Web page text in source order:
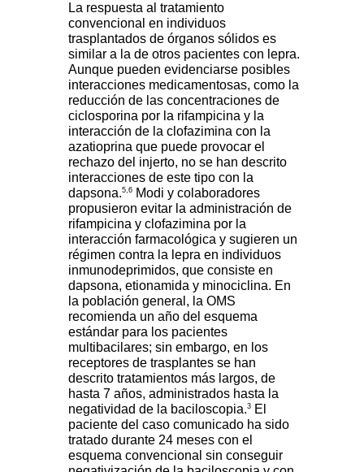
La respuesta al tratamiento
convencional en individuos
trasplantados de órganos sólidos es
similar a la de otros pacientes con lepra.
Aunque pueden evidenciarse posibles
interacciones medicamentosas, como la
reducción de las concentraciones de
ciclosporina por la rifampicina y la
interacción de la clofazimina con la
azatioprina que puede provocar el
rechazo del injerto, no se han descrito
interacciones de este tipo con la
dapsona.5,6 Modi y colaboradores
propusieron evitar la administración de
rifampicina y clofazimina por la
interacción farmacológica y sugieren un
régimen contra la lepra en individuos
inmunodeprimidos, que consiste en
dapsona, etionamida y minociclina. En
la población general, la OMS
recomienda un año del esquema
estándar para los pacientes
multibacilares; sin embargo, en los
receptores de trasplantes se han
descrito tratamientos más largos, de
hasta 7 años, administrados hasta la
negatividad de la baciloscopia.3 El
paciente del caso comunicado ha sido
tratado durante 24 meses con el
esquema convencional sin conseguir